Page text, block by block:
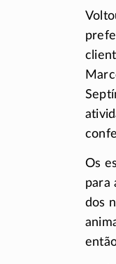
Os
para
dos